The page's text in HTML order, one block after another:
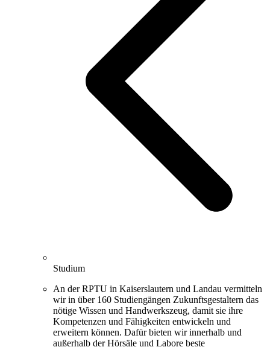
Studium
An der RPTU in Kaiserslautern und Landau vermitteln
wir in über 160 Studiengängen Zukunftsgestaltern das
nötige Wissen und Handwerkszeug, damit sie ihre
Kompetenzen und Fähigkeiten entwickeln und
erweitern können. Dafür bieten wir innerhalb und
außerhalb der Hörsäle und Labore beste